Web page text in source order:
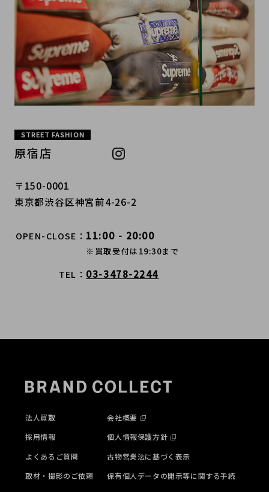
STREET FASHION
原宿店
〒150-0001
東京都渋谷区神宮前4-26-2
OPEN-CLOSE 11:00 - 20:00
※買取受付は19:30まで
TEL 03-3478-2244
法人買取
採用情報
よくあるご質問
取材・撮影のご依頼
会社概要
個人情報保護方針
古物営業法に基づく表示
保有個人データの開示等に関する手続